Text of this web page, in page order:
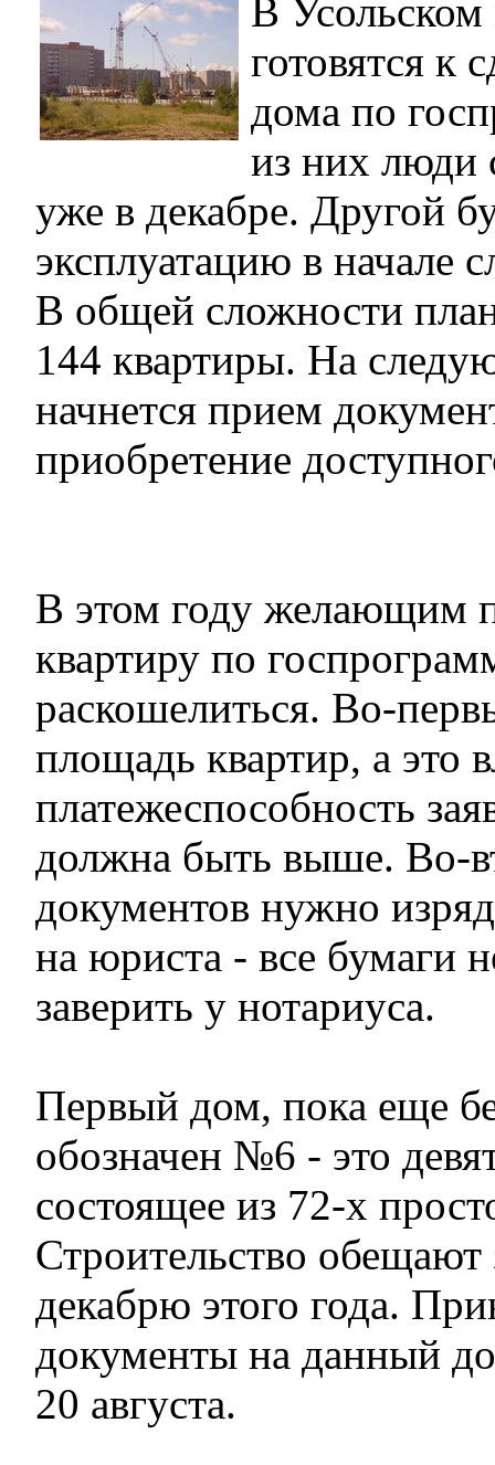
В
готовятся к
дома по
из них люди
уже в декабре. Другой
эксплуатацию в начале
В общей сложности
144 квартиры. На
начнется прием
приобретение
В этом году желающим
квартиру по
раскошелиться. Во-
площадь квартир, а это
платежеспособность
должна быть выше. Во-
документов нужно
на юриста - все бумаги
заверить у нотариуса.
Первый дом, пока еще
обозначен №6 - это
состоящее из 72-х
Строительство обещают
декабрю этого года.
документы на данный
20 августа.